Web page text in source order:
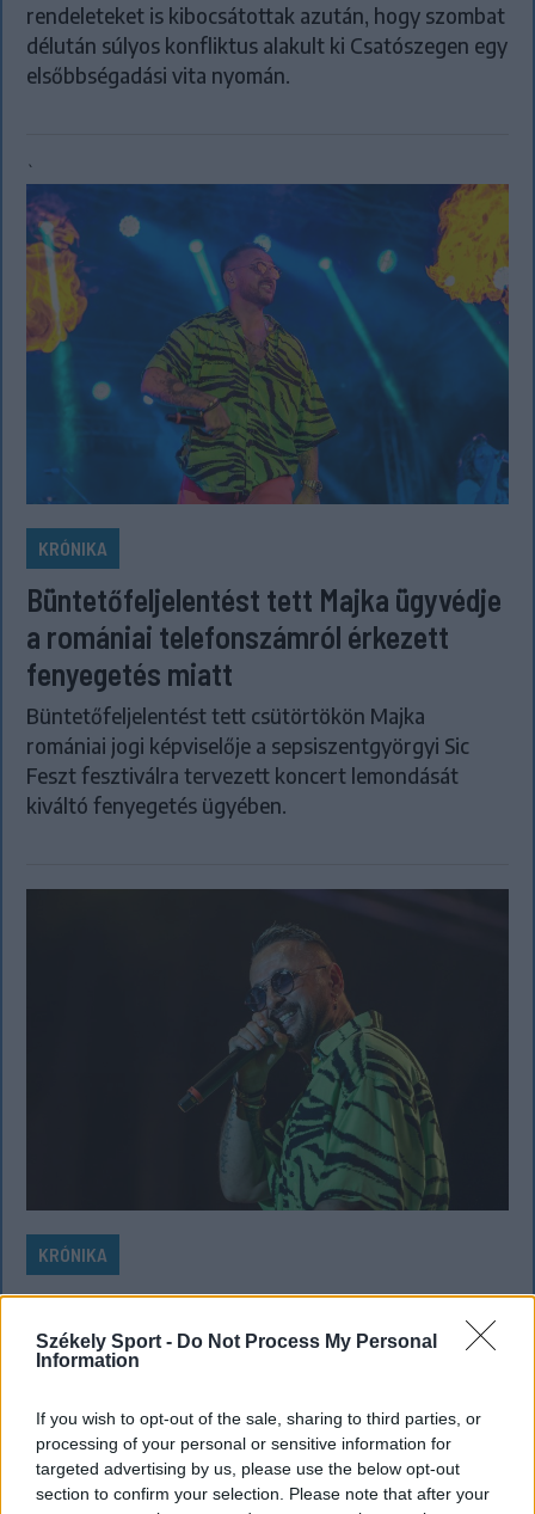
Székely Sport - Do Not Process My Personal
Information
If you wish to opt-out of the sale, sharing to third parties, or
processing of your personal or sensitive information for
targeted advertising by us, please use the below opt-out
section to confirm your selection. Please note that after your
rendeleteket is kibocsátottak azután, hogy szombat
délután súlyos konfliktus alakult ki Csatószegen egy
elsőbbségadási vita nyomán.
`
KRÓNIKA
Büntetőfeljelentést tett Majka ügyvédje
a romániai telefonszámról érkezett
fenyegetés miatt
Büntetőfeljelentést tett csütörtökön Majka
romániai jogi képviselője a sepsiszentgyörgyi Sic
Feszt fesztiválra tervezett koncert lemondását
kiváltó fenyegetés ügyében.
KRÓNIKA
Majka életveszélyes fenyegetés miatt
lemondta erdélyi koncertjét
lemondta a sepsiszentgyörgyi SIC Fesztre tervezett
koncertjét. Majka ezt szerdán a Facebook-oldalán
jelentette be.